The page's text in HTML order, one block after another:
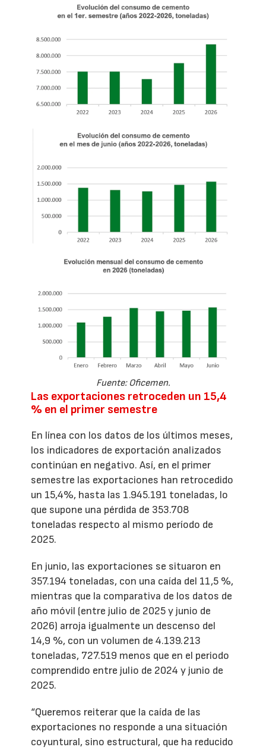
Fuente: Oficemen.
Las exportaciones retroceden un 15,4
% en el primer semestre
En línea con los datos de los últimos meses,
los indicadores de exportación analizados
continúan en negativo. Así, en el primer
semestre las exportaciones han retrocedido
un 15,4%, hasta las 1.945.191 toneladas, lo
que supone una pérdida de 353.708
toneladas respecto al mismo período de
2025.
En junio, las exportaciones se situaron en
357.194 toneladas, con una caída del 11,5 %,
mientras que la comparativa de los datos de
año móvil (entre julio de 2025 y junio de
2026) arroja igualmente un descenso del
14,9 %, con un volumen de 4.139.213
toneladas, 727.519 menos que en el periodo
comprendido entre julio de 2024 y junio de
2025.
“Queremos reiterar que la caída de las
exportaciones no responde a una situación
coyuntural, sino estructural, que ha reducido